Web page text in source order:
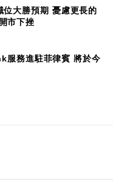
位大勝預期 憂慮更長的
市下挫
服務進駐菲律賓 將於今